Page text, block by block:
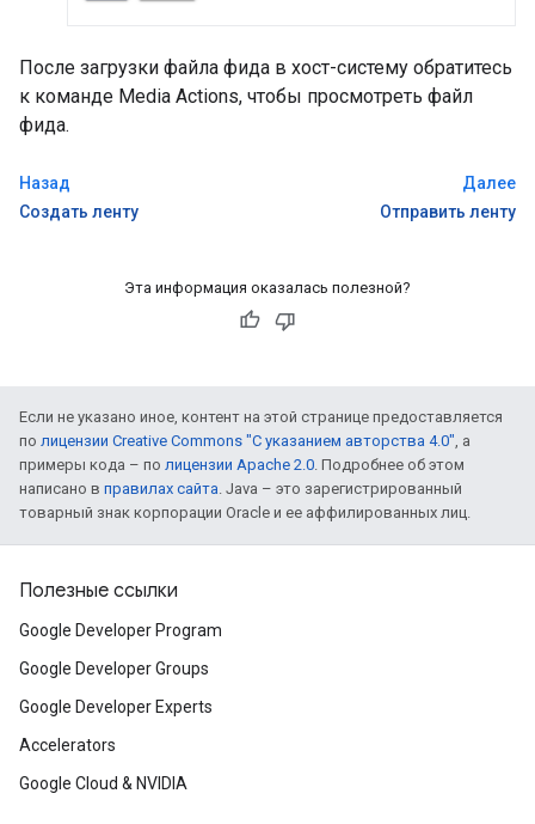
После загрузки файла фида в хост-систему обратитесь
к команде Media Actions, чтобы просмотреть файл
фида.
Назад
Создать ленту
Далее
Отправить ленту
Эта информация оказалась полезной?
Если не указано иное, контент на этой странице предоставляется
по лицензии Creative Commons "С указанием авторства 4.0" , а
примеры кода – по лицензии Apache 2.0 . Подробнее об этом
написано в правилах сайта . Java – это зарегистрированный
товарный знак корпорации Oracle и ее аффилированных лиц.
Полезные ссылки
Google Developer Program
Google Developer Groups
Google Developer Experts
Accelerators
Google Cloud & NVIDIA